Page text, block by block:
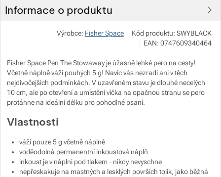
Informace o produktu
Výrobce: Fisher Space Kód produktu: SWYBLACK
EAN: 0747609340464
Fisher Space Pen The Stowaway je úžasně lehké pero na cesty!
Včetně náplně váží pouhých 5 g! Navíc vás nezradí ani v těch
nejdivočejších podmínkách. V uzavřeném stavu je dlouhé necelých
10 cm, ale po otevření a umístění víčka na opačnou stranu se pero
protáhne na ideální délku pro pohodlné psaní.
Vlastnosti
váží pouze 5 g včetně náplně
voděodolná permanentní inkoustová náplň
inkoust je v náplni pod tlakem - nikdy nevyschne
nepřeskakuje na mastných a lesklých površích tolik, jako běžná
Zobrazit více
Zobrazit více
Zobrazit více